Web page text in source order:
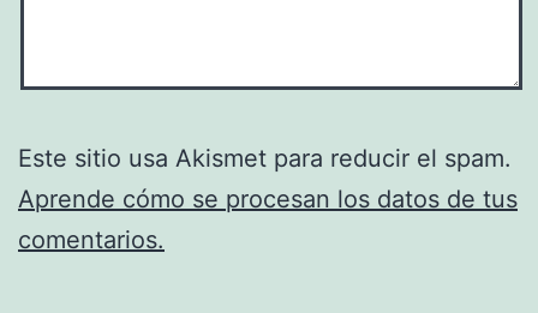
Este sitio usa Akismet para reducir el spam.
Aprende cómo se procesan los datos de tus
comentarios.